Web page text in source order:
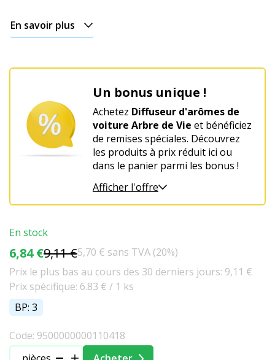
En savoir plus
Un bonus unique !
Achetez Diffuseur d'arômes de
voiture Arbre de Vie et bénéficiez
de remises spéciales. Découvrez
les produits à prix réduit ici ou
dans le panier parmi les bonus !
Afficher l'offre
En stock
6,84 €9,11 €5,70 € sans TVA (20%)
Prix le plus bas au cours des 30 derniers jours: 9,11 €
Prix spécifique: 6.83 € / 1 ks
BP: 3
Code: 9500000000110418